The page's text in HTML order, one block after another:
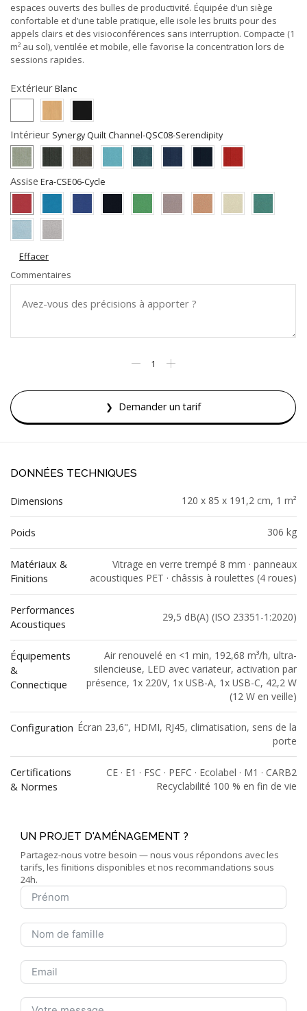
espaces ouverts des bulles de productivité. Équipée d’un siège
confortable et d’une table pratique, elle isole les bruits pour des
appels clairs et des visioconférences sans interruption. Compacte (1
m² au sol), ventilée et mobile, elle favorise la concentration lors de
sessions rapides.
Extérieur
Intérieur
Assise
Effacer
Commentaires
Demander un tarif
DONNÉES TECHNIQUES
Dimensions 120 x 85 x 191,2 cm, 1 m²
Poids 306 kg
Matériaux &
Finitions
Vitrage en verre trempé 8 mm · panneaux
acoustiques PET · châssis à roulettes (4 roues)
Performances
Acoustiques
29,5 dB(A) (ISO 23351-1:2020)
Équipements
&
Connectique
Air renouvelé en <1 min, 192,68 m³/h, ultra-
silencieuse, LED avec variateur, activation par
présence, 1x 220V, 1x USB-A, 1x USB-C, 42,2 W
(12 W en veille)
Configuration Écran 23,6", HDMI, RJ45, climatisation, sens de la
porte
Certifications
& Normes
CE · E1 · FSC · PEFC · Ecolabel · M1 · CARB2
Recyclabilité 100 % en fin de vie
UN PROJET D'AMÉNAGEMENT ?
Partagez-nous votre besoin — nous vous répondons avec les
tarifs, les finitions disponibles et nos recommandations sous
24h.